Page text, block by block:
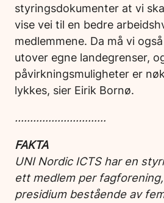
styringsdokumenter at vi
vise vei til en bedre
medlemmene. Da må vi
utover egne landegrenser,
påvirkningsmuligheter er
lykkes, sier Eirik Bornø.
…………………………
FAKTA
UNI Nordic ICTS har en
ett medlem per
presidium bestående av